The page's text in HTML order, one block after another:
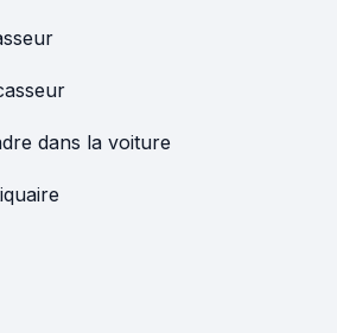
dans la voiture